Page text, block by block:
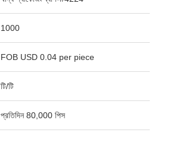
1000
FOB USD 0.04 per piece
টি/টি
প্রতিদিন 80,000 পিস